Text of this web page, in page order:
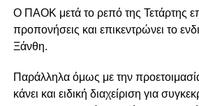
Ο ΠΑΟΚ μετά το ρεπό της Τετάρτης
προπονήσεις και επικεντρώνει το
Ξάνθη.
Παράλληλα όμως με την προετοιμασία
κάνει και ειδική διαχείριση για